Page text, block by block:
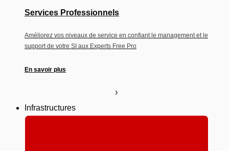
Services Professionnels
Améliorez vos niveaux de service en confiant le management et le
support de votre SI aux Experts Free Pro
En savoir plus
Infrastructures